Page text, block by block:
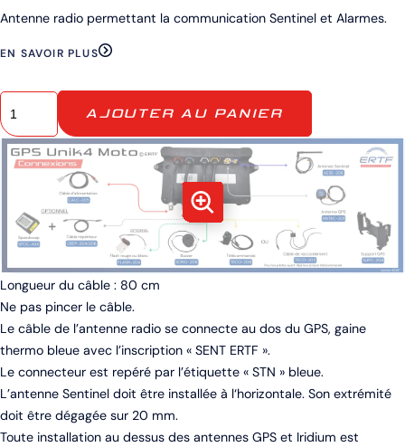
Antenne radio permettant la communication Sentinel et Alarmes.
EN SAVOIR PLUS
AJOUTER AU PANIER
Longueur du câble : 80 cm
Ne pas pincer le câble.
Le câble de l’antenne radio se connecte au dos du GPS, gaine
thermo bleue avec l’inscription « SENT ERTF ».
Le connecteur est repéré par l’étiquette « STN » bleue.
L’antenne Sentinel doit être installée à l‘horizontale. Son extrémité
doit être dégagée sur 20 mm.
Toute installation au dessus des antennes GPS et Iridium est